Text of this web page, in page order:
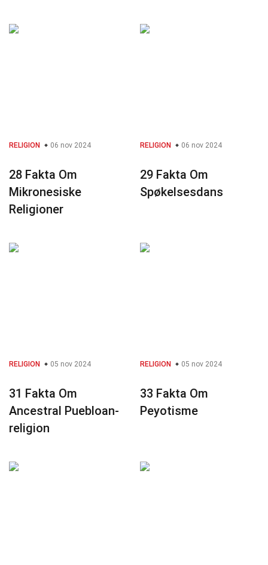
RELIGION 06 nov 2024
28 Fakta Om
Mikronesiske
Religioner
RELIGION 06 nov 2024
29 Fakta Om
Spøkelsesdans
RELIGION 05 nov 2024
31 Fakta Om
Ancestral Puebloan-
religion
RELIGION 05 nov 2024
33 Fakta Om
Peyotisme